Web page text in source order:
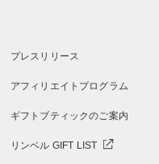
プレスリリース
アフィリエイトプログラム
ギフトブティックのご案内
リンベル GIFT LIST